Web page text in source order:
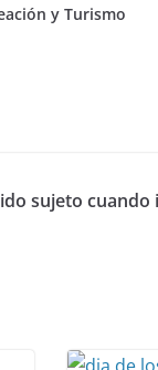
y Turismo
sujeto